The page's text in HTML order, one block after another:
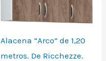
Alacena “Arco” de 1,20
metros. De Ricchezze.